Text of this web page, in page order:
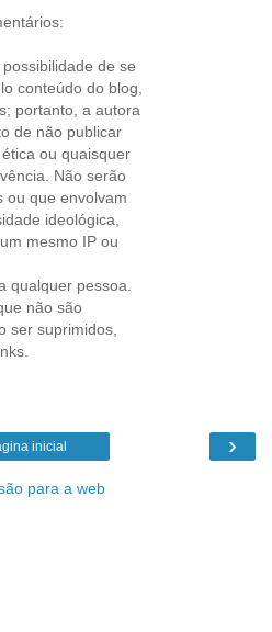
de se
conteúdo do blog,
portanto, a autora
de não publicar
ou quaisquer
Não serão
ou que envolvam
ideológica,
mesmo IP ou
qualquer pessoa.
não são
ser suprimidos,
›
inicial
para a web